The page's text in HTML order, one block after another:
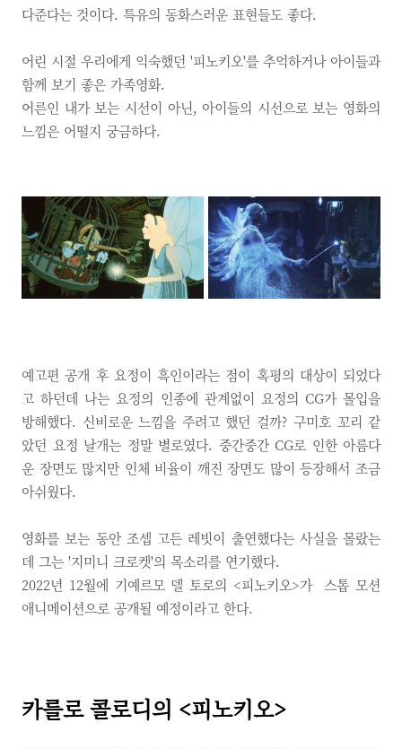
다준다는 것이다. 특유의 동화스러운 표현들도 좋다.
어린 시절 우리에게 익숙했던 '피노키오'를 추억하거나 아이들과
함께 보기 좋은 가족영화.
어른인 내가 보는 시선이 아닌, 아이들의 시선으로 보는 영화의
느낌은 어떨지 궁금하다.
예고편 공개 후 요정이 흑인이라는 점이 혹평의 대상이 되었다
고 하던데 나는 요정의 인종에 관계없이 요정의 CG가 몰입을
방해했다. 신비로운 느낌을 주려고 했던 걸까? 구미호 꼬리 같
았던 요정 날개는 정말 별로였다. 중간중간 CG로 인한 아름다
운 장면도 많지만 인체 비율이 깨진 장면도 많이 등장해서 조금
아쉬웠다.
영화를 보는 동안 조셉 고든 레빗이 출연했다는 사실을 몰랐는
데 그는 '지미니 크로켓'의 목소리를 연기했다.
2022년 12월에 기예르모 델 토로의 <피노키오>가 스톱 모션
애니메이션으로 공개될 예정이라고 한다.
카를로 콜로디의 <피노키오>